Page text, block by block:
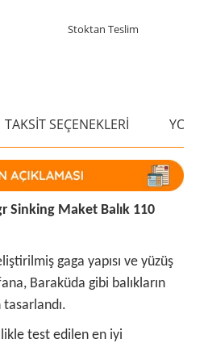
Stoktan Teslim
TAKSİT SEÇENEKLERİ
Sinking Maket Balık 110
gaga yapısı ve yüzüş
Baraküda gibi balıkların
tasarlandı.
test edilen en iyi